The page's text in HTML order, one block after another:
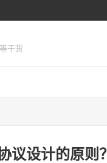
干货
议设计的原则？